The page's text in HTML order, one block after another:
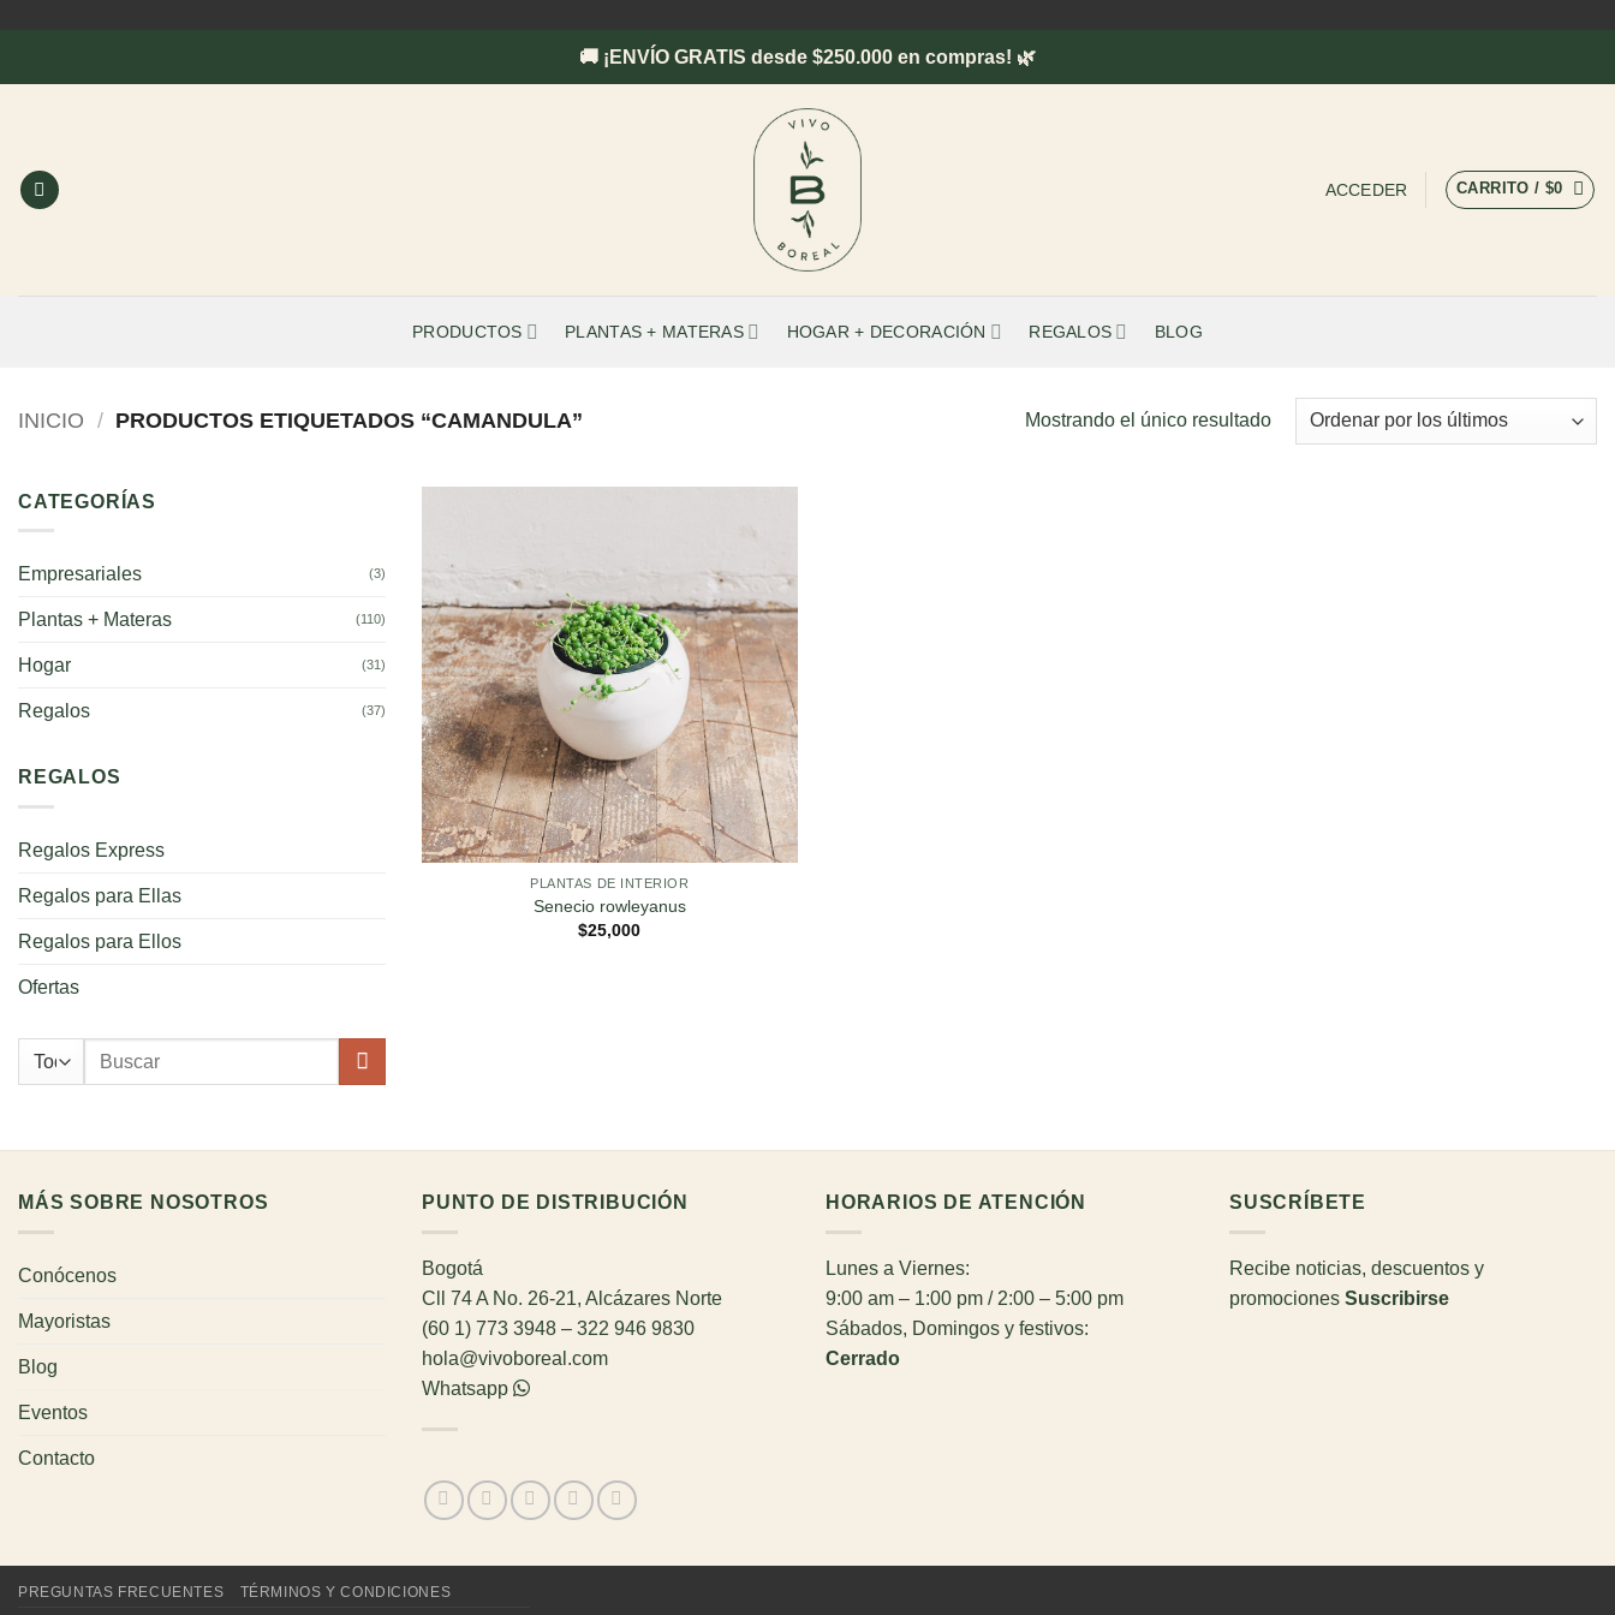
🚚 ¡ENVÍO GRATIS desde $250.000 en compras! 🌿
ACCEDER CARRITO / $0
PRODUCTOS PLANTAS + MATERAS HOGAR + DECORACIÓN REGALOS BLOG
INICIO / PRODUCTOS ETIQUETADOS “CAMANDULA” Mostrando el único resultado
CATEGORÍAS
Empresariales (3)
Plantas + Materas (110)
Hogar (31)
Regalos (37)
REGALOS
Regalos Express
Regalos para Ellas
Regalos para Ellos
Ofertas
Buscar
PLANTAS DE INTERIOR
Senecio rowleyanus
$25,000
MÁS SOBRE NOSOTROS
Conócenos
Mayoristas
Blog
Eventos
Contacto
PUNTO DE DISTRIBUCIÓN
Bogotá
Cll 74 A No. 26-21, Alcázares Norte
(60 1) 773 3948 – 322 946 9830
hola@vivoboreal.com
Whatsapp
HORARIOS DE ATENCIÓN
Lunes a Viernes:
9:00 am – 1:00 pm / 2:00 – 5:00 pm
Sábados, Domingos y festivos:
Cerrado
SUSCRÍBETE
Recibe noticias, descuentos y
promociones Suscribirse
PREGUNTAS FRECUENTES TÉRMINOS Y CONDICIONES